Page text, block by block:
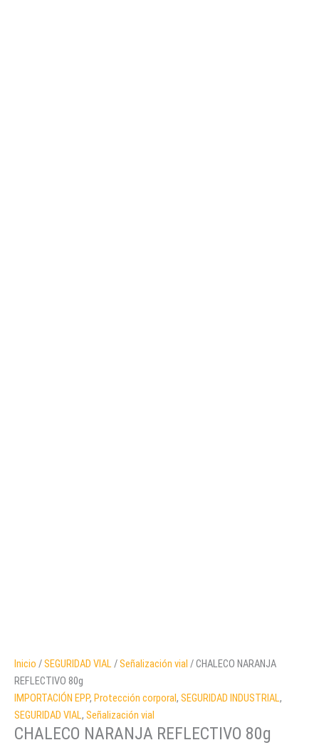
Inicio /SEGURIDAD VIAL/Señalización vial / CHALECO NARANJA
REFLECTIVO 80g
IMPORTACIÓN EPP, Protección corporal, SEGURIDAD INDUSTRIAL,
SEGURIDAD VIAL, Señalización vial
CHALECO NARANJA REFLECTIVO 80g